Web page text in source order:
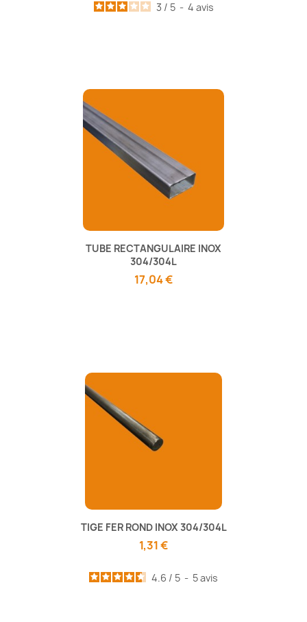
3 / 5 - 4 avis
TUBE RECTANGULAIRE INOX
304/304L
17,04 €
TIGE FER ROND INOX 304/304L
1,31 €
4.6 / 5 - 5avis